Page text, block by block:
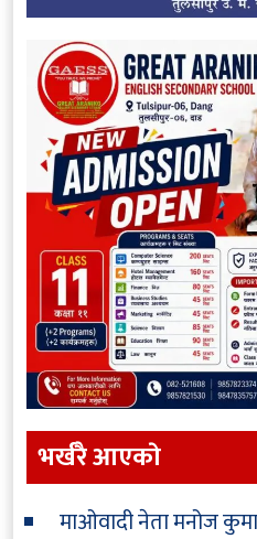
भर्खरै आएकाे
माओवादी नेता मनोज